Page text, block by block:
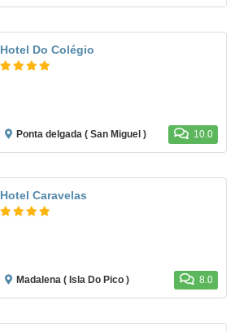
Hotel Do Colégio
Ponta delgada ( San Miguel ) 10.0
Hotel Caravelas
Madalena ( Isla Do Pico ) 8.0